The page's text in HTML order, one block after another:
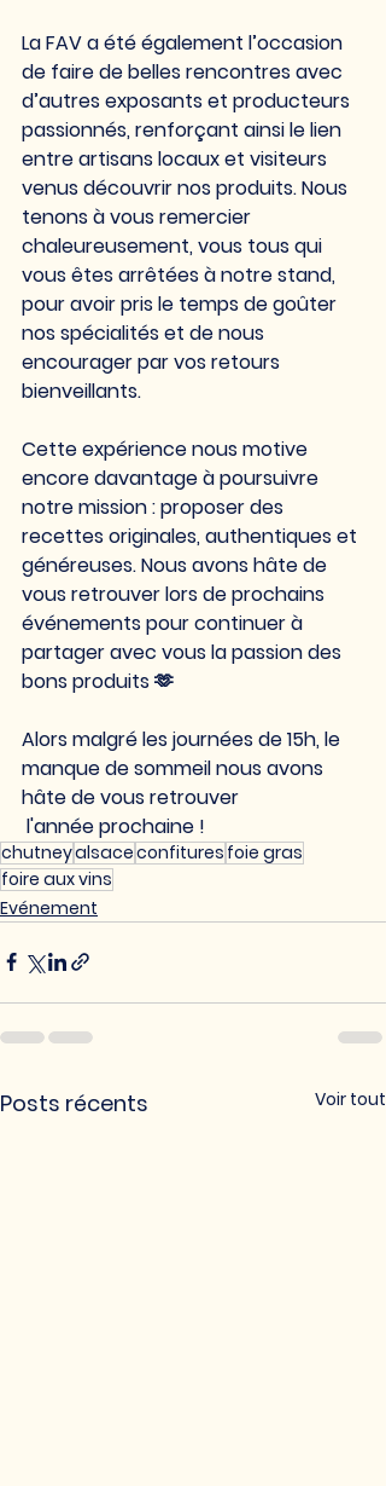
La FAV a été également l’occasion
de faire de belles rencontres avec
d’autres exposants et producteurs
passionnés, renforçant ainsi le lien
entre artisans locaux et visiteurs
venus découvrir nos produits. Nous
tenons à vous remercier
chaleureusement, vous tous qui
vous êtes arrêtées à notre stand,
pour avoir pris le temps de goûter
nos spécialités et de nous
encourager par vos retours
bienveillants.
Cette expérience nous motive
encore davantage à poursuivre
notre mission : proposer des
recettes originales, authentiques et
généreuses. Nous avons hâte de
vous retrouver lors de prochains
événements pour continuer à
partager avec vous la passion des
bons produits 🫶
Alors malgré les journées de 15h, le
manque de sommeil nous avons
hâte de vous retrouver
l'année prochaine !
chutneyalsaceconfitures foie gras
foire aux vins
Evénement
Posts récents Voir tout